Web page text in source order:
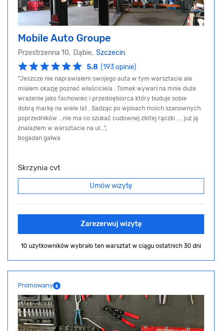
Mobile Auto Groupe
Przestrzenna 10, Dąbie, Szczecin
5.8 (193 opinie)
"Jeszcze nie naprawiałem swojego auta w tym warsztacie ale
miałem okazję poznać właściciela . Tomek wywarł na mnie duże
wrażenie jako fachowiec i przedsiębiorca który buduje sobie
dobrą markę na wiele lat . Sadząc po wpisach moich szanownych
poprzedników ...nie ma co szukać cudownej złotej rączki .... już ją
znalazłem w warsztacie na ul...",
bogadan gałwa
Skrzynia cvt
Umów wizytę
Zarezerwuj wizytę
10 użytkowników wybrało ten warsztat w ciągu ostatnich 30 dni
Promowany